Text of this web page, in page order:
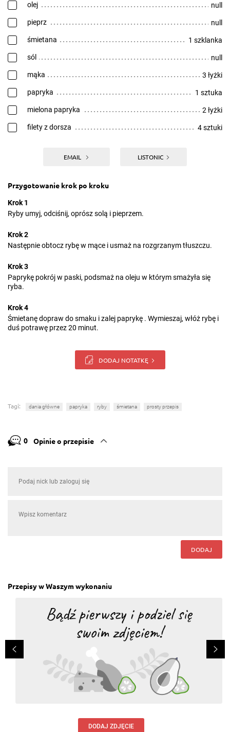
olej null
pieprz null
śmietana 1 szklanka
sól null
mąka 3 łyżki
papryka 1 sztuka
mielona papryka 2 łyżki
filety z dorsza 4 sztuki
EMAIL LISTONIC
Przygotowanie krok po kroku
Krok 1
Ryby umyj, odciśnij, oprósz solą i pieprzem.
Krok 2
Następnie obtocz rybę w mące i usmaż na rozgrzanym tłuszczu.
Krok 3
Paprykę pokrój w paski, podsmaż na oleju w którym smażyła się
ryba.
Krok 4
Śmietanę dopraw do smaku i zalej paprykę . Wymieszaj, włóż rybę i
duś potrawę przez 20 minut.
DODAJ NOTATKĘ
Tagi: dania główne papryka ryby śmietana prosty przepis
0 Opinie o przepisie
DODAJ
Przepisy w Waszym wykonaniu
DODAJ ZDJĘCIE